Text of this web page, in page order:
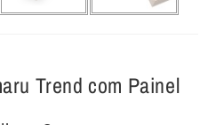
Trend com Painel